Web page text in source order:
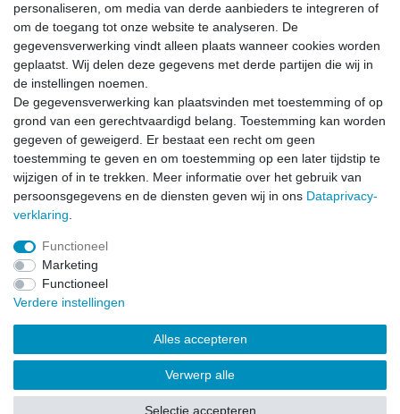
Schrijf u in voor de gratis LÖWE nieuwsbrief en mis nooit
meer nieuws of promoties.
Ceres::Template.newsletterHoneypotLabel
Hiermede bevestig ik dat ik deData­privacy­verklaringheb gelezen. Mijn
toestemming kan ik te allen tijde herroepen.**
Abonneren
Herroepings­recht
Data­privacy­verklaring Algemene voorwaarden Contact
personaliseren, om media van derde aanbieders te integreren of
om de toegang tot onze website te analyseren. De
gegevensverwerking vindt alleen plaats wanneer cookies worden
geplaatst. Wij delen deze gegevens met derde partijen die wij in
de instellingen noemen.
De gegevensverwerking kan plaatsvinden met toestemming of op
grond van een gerechtvaardigd belang. Toestemming kan worden
gegeven of geweigerd. Er bestaat een recht om geen
toestemming te geven en om toestemming op een later tijdstip te
wijzigen of in te trekken. Meer informatie over het gebruik van
persoonsgegevens en de diensten geven wij in ons Data­privacy­
verklaring
Functioneel
Marketing
Functioneel
Verdere instellingen
Alles accepteren
Verwerp alle
Selectie accepteren